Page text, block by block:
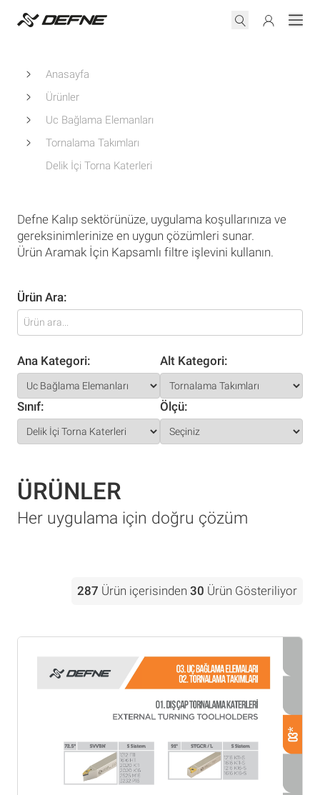
Anasayfa
Ürünler
Uc Bağlama Elemanları
Tornalama Takımları
Delik İçi Torna Katerleri
Defne Kalıp sektörünüze, uygulama koşullarınıza ve
gereksinimlerinize en uygun çözümleri sunar.
Ürün Aramak İçin Kapsamlı filtre işlevini kullanın.
Ürün Ara:
Ana Kategori: Alt Kategori:
Sınıf: Ölçü:
ÜRÜNLER
Her uygulama için doğru çözüm
287 Ürün içerisinden 30 Ürün Gösteriliyor